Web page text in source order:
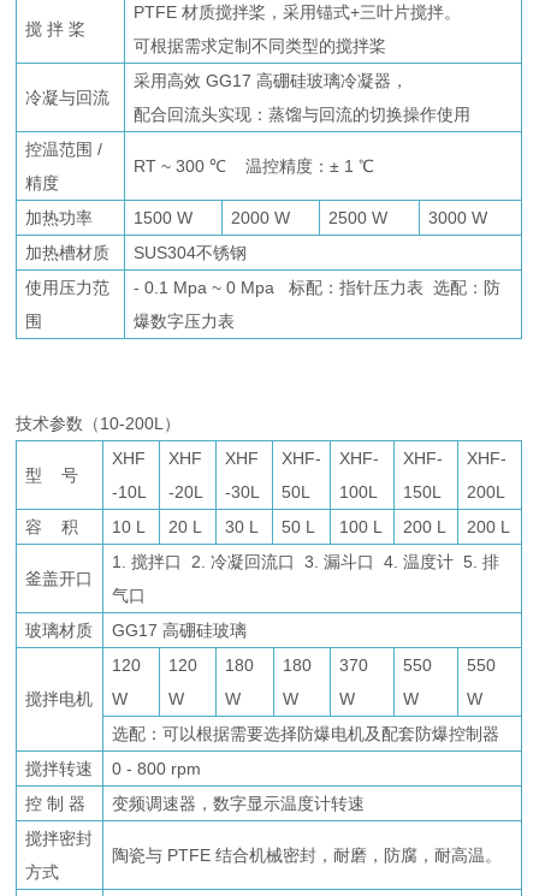
搅 拌 桨
PTFE 材质搅拌桨，采用锚式+三叶片搅拌。
可根据需求定制不同类型的搅拌桨
冷凝与回流
采用高效 GG17 高硼硅玻璃冷凝器，
配合回流头实现：蒸馏与回流的切换操作使用
控温范围 /
精度
RT ~ 300 ℃ 温控精度：± 1 ℃
加热功率 1500 W 2000 W 2500 W
3000 W
加热槽材质
SUS304不锈钢
使用压力范
围
- 0.1 Mpa ~ 0 Mpa 标配：指针压力表 选配：防
爆数字压力表
技术参数（10-200L）
型 号
XHF
-10L
XHF
-20L
XHF
-30L
XHF-
50L
XHF-
100L
XHF-
150L
XHF-
200L
容 积
10 L 20 L 30 L 50 L 100 L 200 L 200 L
釜盖开口
1. 搅拌口 2. 冷凝回流口 3. 漏斗口 4. 温度计 5. 排
气口
玻璃材质
GG17 高硼硅玻璃
搅拌电机
120
W
120
W
180
W
180
W
370
W
550
W
550
W
选配：可以根据需要选择防爆电机及配套防爆控制器
搅拌转速
0 - 800 rpm
控 制 器
变频调速器，数字显示温度计转速
搅拌密封
方式
陶瓷与 PTFE 结合机械密封，耐磨，防腐，耐高温。